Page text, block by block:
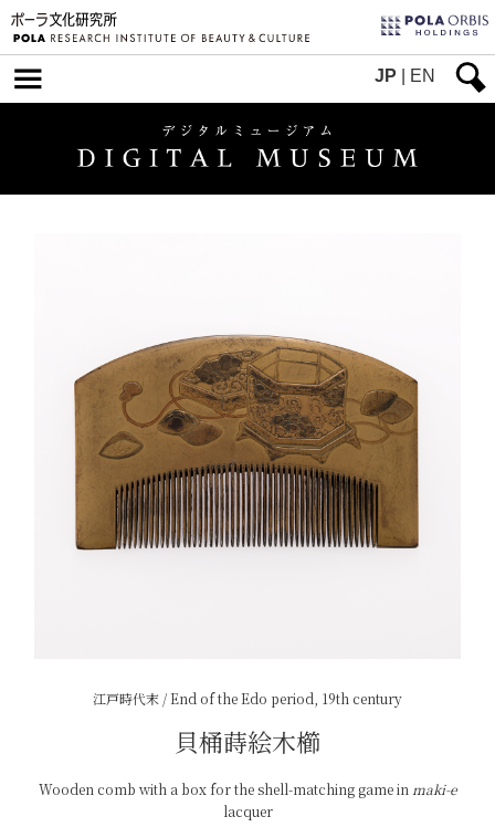
JP EN
江戸時代末 / End of the Edo period, 19th century
貝桶蒔絵木櫛
Wooden comb with a box for the shell-matching game in maki-e
lacquer